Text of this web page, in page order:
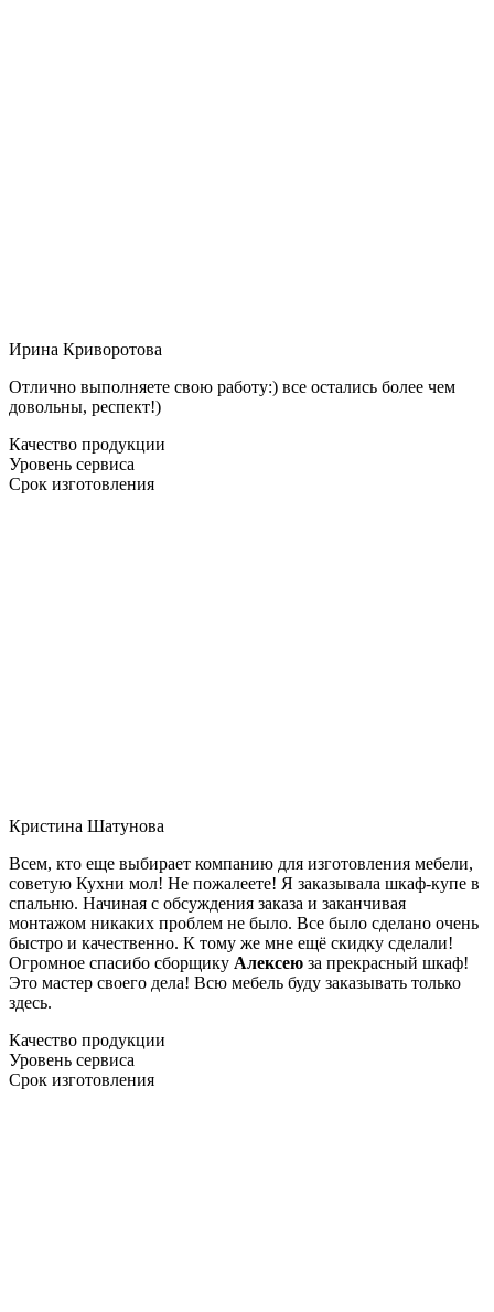
Ирина Криворотова
Отлично выполняете свою работу:) все остались более чем
довольны, респект!)
Качество продукции
Уровень сервиса
Срок изготовления
Кристина Шатунова
Всем, кто еще выбирает компанию для изготовления мебели,
советую Кухни мол! Не пожалеете! Я заказывала шкаф-купе в
спальню. Начиная с обсуждения заказа и заканчивая
монтажом никаких проблем не было. Все было сделано очень
быстро и качественно. К тому же мне ещё скидку сделали!
Огромное спасибо сборщику Алексею за прекрасный шкаф!
Это мастер своего дела! Всю мебель буду заказывать только
здесь.
Качество продукции
Уровень сервиса
Срок изготовления